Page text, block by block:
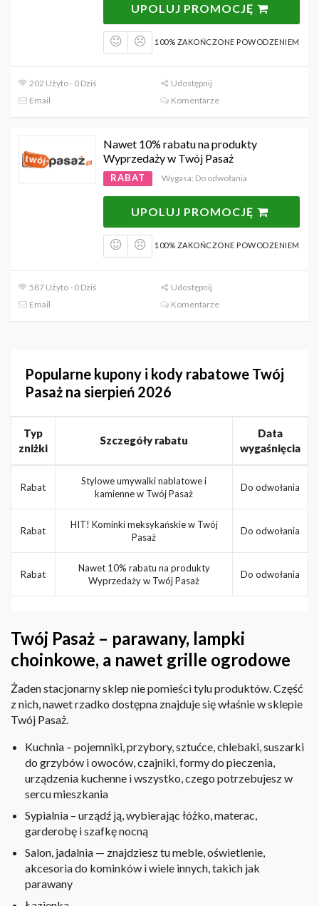
UPOLUJ PROMOCJĘ
100% ZAKOŃCZONE POWODZENIEM
202 Użyto - 0 Dziś
Udostępnij
Email
Komentarze
Nawet 10% rabatu na produkty
Wyprzedaży w Twój Pasaż
RABAT Wygasa: Do odwołania
UPOLUJ PROMOCJĘ
100% ZAKOŃCZONE POWODZENIEM
587 Użyto - 0 Dziś
Udostępnij
Email
Komentarze
Popularne kupony i kody rabatowe Twój
Pasaż na sierpień 2026
Typ
zniżki
Szczegóły rabatu
Data
wygaśnięcia
Rabat
Stylowe umywalki nablatowe i
kamienne w Twój Pasaż
Do odwołania
Rabat
HIT! Kominki meksykańskie w Twój
Pasaż
Do odwołania
Rabat
Nawet 10% rabatu na produkty
Wyprzedaży w Twój Pasaż
Do odwołania
Twój Pasaż – parawany, lampki
choinkowe, a nawet grille ogrodowe
Żaden stacjonarny sklep nie pomieści tylu produktów. Część
z nich, nawet rzadko dostępna znajduje się właśnie w sklepie
Twój Pasaż.
Kuchnia – pojemniki, przybory, sztućce, chlebaki, suszarki
do grzybów i owoców, czajniki, formy do pieczenia,
urządzenia kuchenne i wszystko, czego potrzebujesz w
sercu mieszkania
Sypialnia – urządź ją, wybierając łóżko, materac,
garderobę i szafkę nocną
Salon, jadalnia — znajdziesz tu meble, oświetlenie,
akcesoria do kominków i wiele innych, takich jak
parawany